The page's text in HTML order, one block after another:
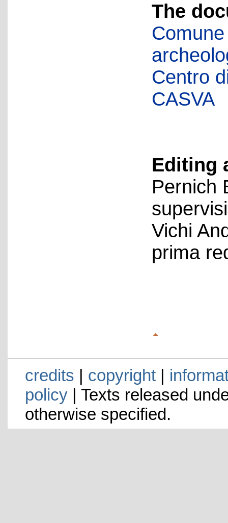
The
Centro
CASVA
Editing
Pernich
Vichi
prima
credits | copyright|
policy| Texts released
otherwise specified.